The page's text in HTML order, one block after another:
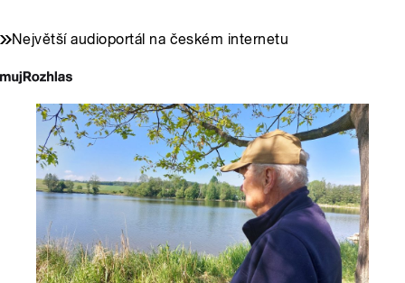
Největší audioportál na českém internetu